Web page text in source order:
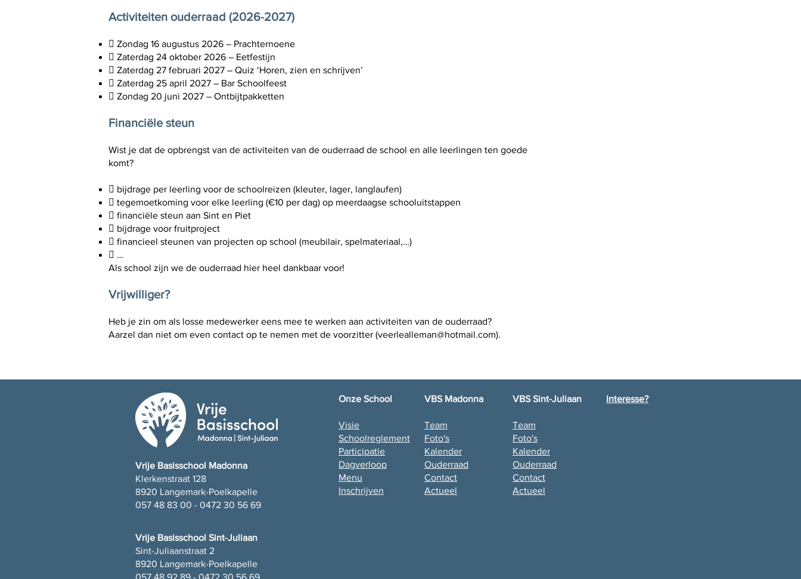
Activiteiten ouderraad (2026-2027)
 Zondag 16 augustus 2026 – Prachternoene
 Zaterdag 24 oktober 2026 – Eetfestijn
 Zaterdag 27 februari 2027 – Quiz ‘Horen, zien en schrijven’
 Zaterdag 25 april 2027 – Bar Schoolfeest
 Zondag 20 juni 2027 – Ontbijtpakketten
Financiële steun
Wist je dat de opbrengst van de activiteiten van de ouderraad de school en alle leerlingen ten goede
komt?
 bijdrage per leerling voor de schoolreizen (kleuter, lager, langlaufen)
 tegemoetkoming voor elke leerling (€10 per dag) op meerdaagse schooluitstappen
 financiële steun aan Sint en Piet
 bijdrage voor fruitproject
 financieel steunen van projecten op school (meubilair, spelmateriaal,…)
 …
Als school zijn we de ouderraad hier heel dankbaar voor!
Vrijwilliger?
Heb je zin om als losse medewerker eens mee te werken aan activiteiten van de ouderraad?
Aarzel dan niet om even contact op te nemen met de voorzitter (veerlealleman@hotmail.com).
Vrije Basisschool Madonna
Klerkenstraat 128
8920 Langemark-Poelkapelle
057 48 83 00 - 0472 30 56 69
Onze School
Visie
Schoolreglement
Participatie
Dagverloop
Menu
Inschrijven
VBS Madonna
Team
Foto's
Kalender
Ouderraad
Contact
Actueel
VBS Sint-Juliaan
Team
Foto's
Kalender
Ouderraad
Contact
Actueel
Interesse?
Vrije Basisschool Sint-Juliaan
Sint-Juliaanstraat 2
8920 Langemark-Poelkapelle
057 48 92 89 - 0472 30 56 69